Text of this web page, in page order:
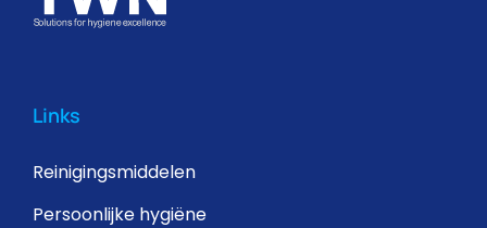
Links
Reinigingsmiddelen
Persoonlijke hygiëne